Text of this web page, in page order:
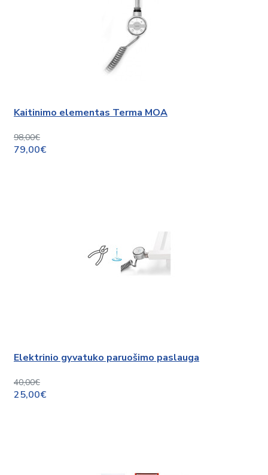
Kaitinimo elementas Terma MOA
98,00€
79,00€
Elektrinio gyvatuko paruošimo paslauga
40,00€
25,00€